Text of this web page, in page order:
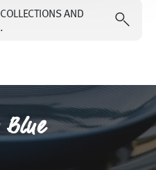
AND
Blue